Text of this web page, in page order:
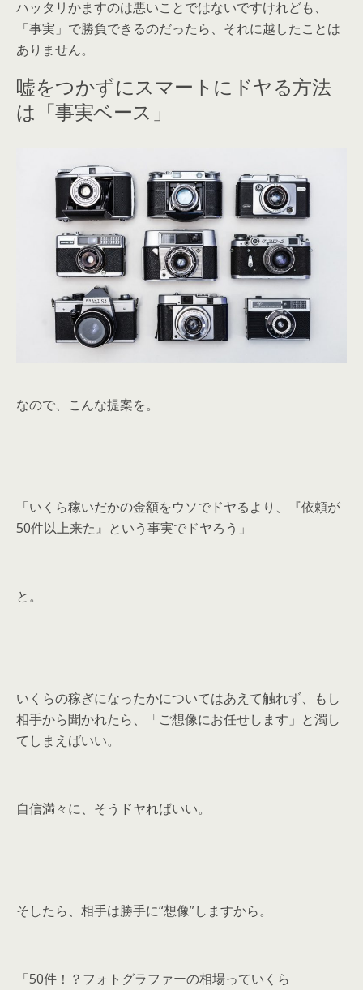
ハッタリかますのは悪いことではないですけれども、
「事実」で勝負できるのだったら、それに越したことは
ありません。
嘘をつかずにスマートにドヤる方法
は「事実ベース」ㅤ
なので、こんな提案を。
「いくら稼いだかの金額をウソでドヤるより、『依頼が
50件以上来た』という事実でドヤろう」
と。
いくらの稼ぎになったかについてはあえて触れず、もし
相手から聞かれたら、「ご想像にお任せします」と濁し
てしまえばいい。
自信満々に、そうドヤればいい。
そしたら、相手は勝手に“想像”しますから。
「50件！？フォトグラファーの相場っていくら